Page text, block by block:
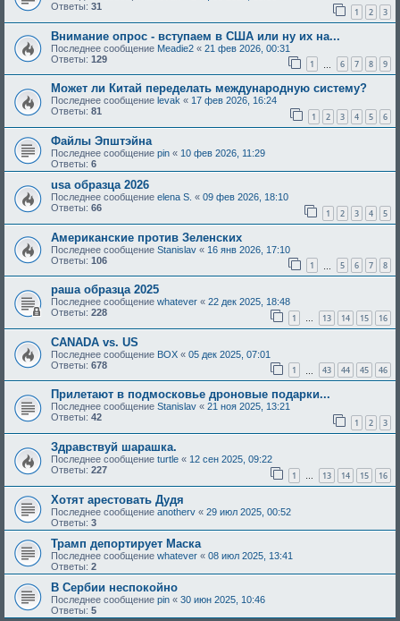
Ответы: 31 1 2 3
Внимание опрос - вступаем в США или ну их на...
Последнее сообщение Meadie2 « 21 фев 2026, 00:31
Ответы: 129 1 6 7 8 9
Может ли Китай переделать международную систему?
Последнее сообщение levak « 17 фев 2026, 16:24
Ответы: 81 1 2 3 4 5 6
Файлы Эпштэйна
Последнее сообщение pin « 10 фев 2026, 11:29
Ответы: 6
usa образца 2026
Последнее сообщение elena S. « 09 фев 2026, 18:10
Ответы: 66 1 2 3 4 5
Американские против Зеленских
Последнее сообщение Stanislav « 16 янв 2026, 17:10
Ответы: 106 1 5 6 7 8
раша образца 2025
Последнее сообщение whatever « 22 дек 2025, 18:48
Ответы: 228 1 … 13 14 15 16
CANADA vs. US
Последнее сообщение BOX « 05 дек 2025, 07:01
Ответы: 678 1 43 44 45 46
Прилетают в подмосковье дроновые подарки...
Последнее сообщение Stanislav « 21 ноя 2025, 13:21
Ответы: 42 1 2 3
Здравствуй шарашка.
Последнее сообщение turtle « 12 сен 2025, 09:22
Ответы: 227 1 … 13 14 15 16
Хотят арестовать Дудя
Последнее сообщение anotherv « 29 июл 2025, 00:52
Ответы: 3
Трамп депортирует Маска
Последнее сообщение whatever « 08 июл 2025, 13:41
Ответы: 2
В Сербии неспокойно
Последнее сообщение pin « 30 июн 2025, 10:46
Ответы: 5